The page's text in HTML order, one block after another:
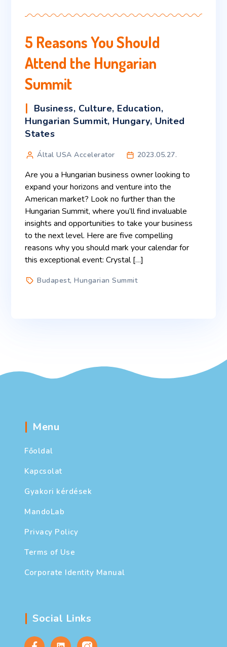
5 Reasons You Should
Attend the Hungarian
Summit
Business, Culture, Education,
Hungarian Summit, Hungary, United
States
Által USA Accelerator 2023.05.27.
Are you a Hungarian business owner looking to
expand your horizons and venture into the
American market? Look no further than the
Hungarian Summit, where you’ll find invaluable
insights and opportunities to take your business
to the next level. Here are five compelling
reasons why you should mark your calendar for
this exceptional event: Crystal […]
Budapest,Hungarian Summit
Menu
Főoldal
Kapcsolat
Gyakori kérdések
MandoLab
Privacy Policy
Terms of Use
Corporate Identity Manual
Social Links